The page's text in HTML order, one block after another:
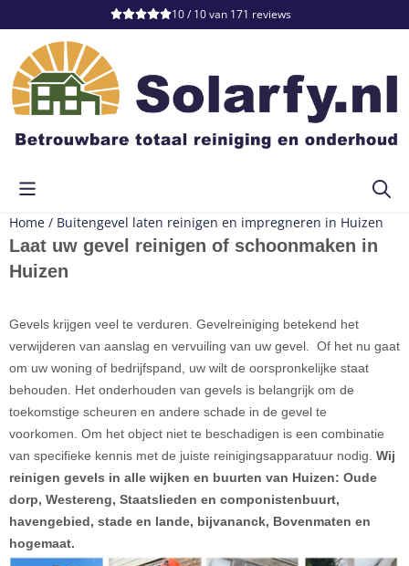
Cookievoorkeuren zijn momenteel gesloten.
10 / 10van 171 reviews
Home / Buitengevel laten reinigen en impregneren in Huizen
Laat uw gevel reinigen of schoonmaken in
Huizen
Gevels krijgen veel te verduren. Gevelreiniging betekend het
verwijderen van aanslag en vervuiling van uw gevel. Of het nu gaat
om uw woning of bedrijfspand, uw wilt de oorspronkelijke staat
behouden. Het onderhouden van gevels is belangrijk om de
toekomstige scheuren en andere schade in de gevel te
voorkomen. Om het object niet te beschadigen is een combinatie
van specifieke kennis met de juiste reinigingsapparatuur nodig. Wij
reinigen gevels in alle wijken en buurten van Huizen: Oude
dorp, Westereng, Staatslieden en componistenbuurt,
havengebied, stade en lande, bijvananck, Bovenmaten en
hogemaat.